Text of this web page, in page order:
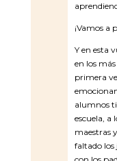
¡Vamos a
Y en esta
en los
primera
alumnos
escuela, a
maestras
faltado los